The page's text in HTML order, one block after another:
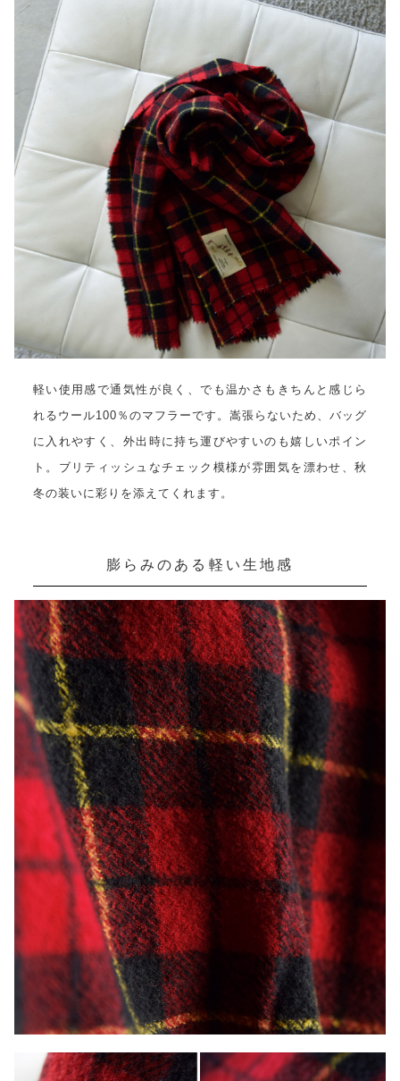
軽い使用感で通気性が良く、でも温かさもきちんと感じら
れるウール100％のマフラーです。嵩張らないため、バッグ
に入れやすく、外出時に持ち運びやすいのも嬉しいポイン
ト。ブリティッシュなチェック模様が雰囲気を漂わせ、秋
冬の装いに彩りを添えてくれます。
膨らみのある軽い生地感